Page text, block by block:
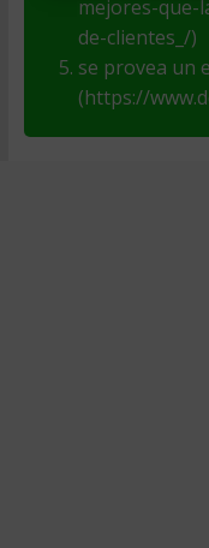
mejores-que-
de-clientes_/)
se provea un
(https://